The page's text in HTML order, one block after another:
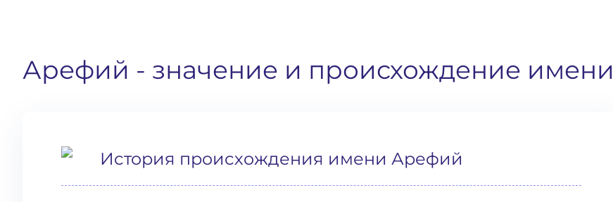
Арефий - значение и происхождение имени
История происхождения имени Арефий